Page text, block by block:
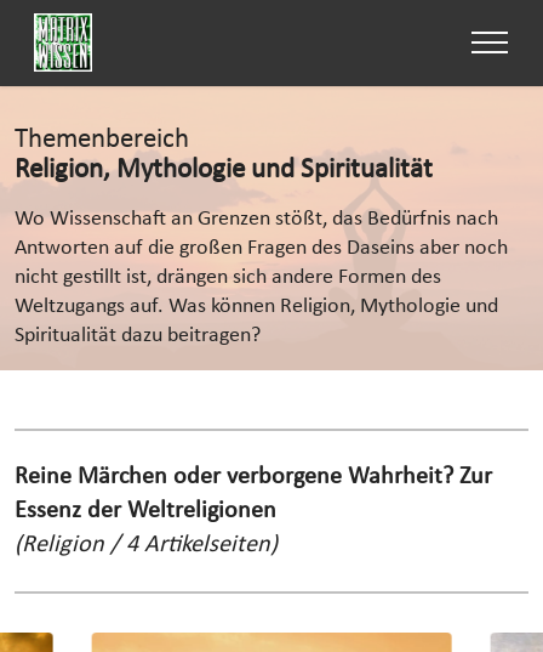
Themenbereich
Religion, Mythologie und Spiritualität
Wo Wissenschaft an Grenzen stößt, das Bedürfnis nach
Antworten auf die großen Fragen des Daseins aber noch
nicht gestillt ist, drängen sich andere Formen des
Weltzugangs auf. Was können Religion, Mythologie und
Spiritualität dazu beitragen?
Reine Märchen oder verborgene Wahrheit? Zur
Essenz der Weltreligionen
(Religion / 4 Artikelseiten)